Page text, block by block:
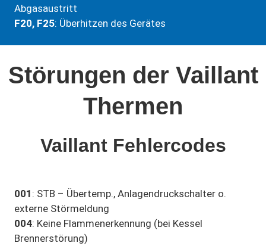
Abgasaustritt
F20, F25: Überhitzen des Gerätes
Störungen der Vaillant
Thermen
Vaillant Fehlercodes
001 : STB – Übertemp., Anlagendruckschalter o.
externe Störmeldung
004: Keine Flammenerkennung (bei Kessel
Brennerstörung)